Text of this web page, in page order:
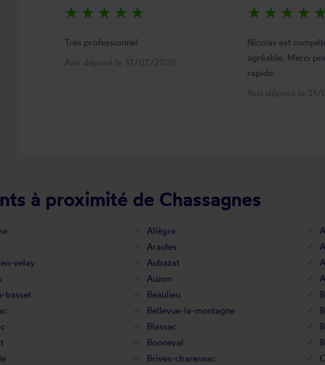
star_rate star_rate star_rate star_rate star_rate
Très professionnel
Avis déposé le 31/07/2026
star_rate star_rate star_rate star_rate star_rate
Nicolas est
agréable. Merci
rapide.
Avis déposé le
à proximité de Chassagnes
Allègre
Araules
velay Aubazat
Auzon
basset Beaulieu
Bellevue-la-montagne
Blassac
Bonneval
Brives-charensac